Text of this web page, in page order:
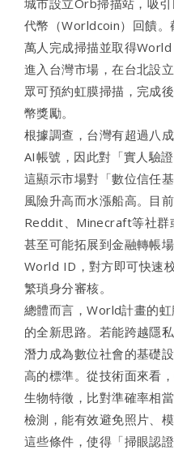
代幣（Worldcoin）回饋
萬人完成掃描並取得
進入台灣市場，在台北設
眾可預約虹膜掃描，完成
幣獎勵。
根據調查，台灣有超過八
AI帳號，因此對「實人驗
這顯示市場對「數位信任
風險升高而水漲船高。目
Reddit、Minecraft等社群
甚至可能拓展到金融轉帳
World ID，對方即可快速
繁瑣身分審核。
總體而言，World計畫的
的全新思路。若能跨越隱
潛力成為數位社會的基礎
高的標準。從技術面來看
生物特徵，比對準確率相
檢測，能有效避免照片、
這些條件，使得「掃眼認